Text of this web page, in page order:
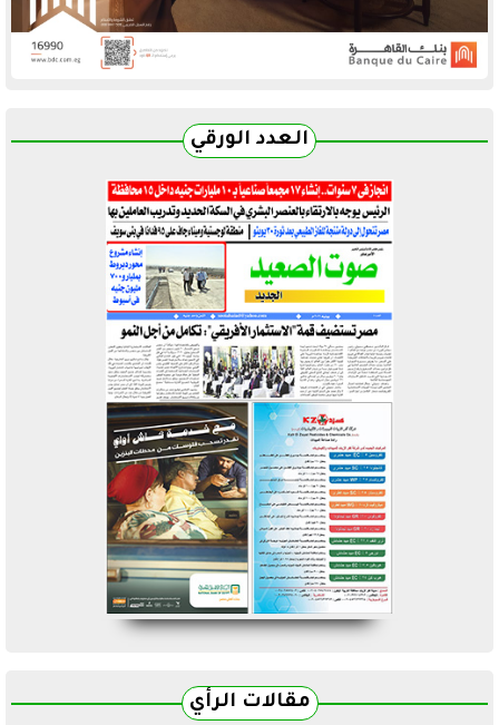
العدد الورقي
مقالات الرأي